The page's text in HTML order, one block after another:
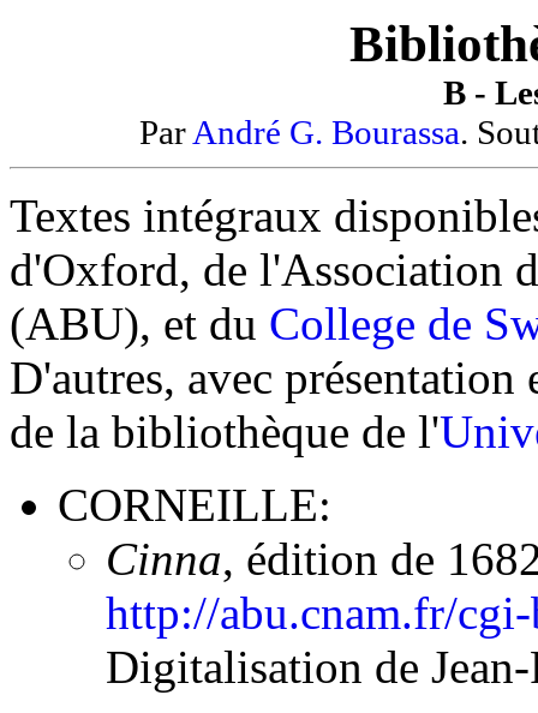
B -
Par André G. Bourassa.
Textes intégraux
d'Oxford, de l'Association
(ABU), et du College de
D'autres, avec
de la bibliothèque de l'
CORNEILLE:
Cinna, édition de
http://abu.cnam.fr/
Digitalisation de